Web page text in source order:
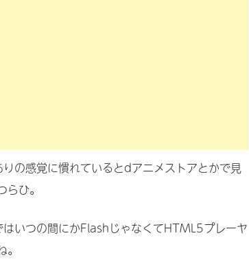
の感覚に慣れているとdアニメストアとかで見
ひ。
いつの間にかFlashじゃなくてHTML5プレーヤ